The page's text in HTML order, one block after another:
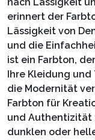
erinnert der
Lässigkeit von
und die
ist ein Farbton,
Ihre Kleidung
die Modernität
Farbton für
und Authentizität
dunklen oder